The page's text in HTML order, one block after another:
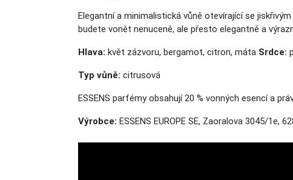
Elegantní a minimalistická vůně otevírající se
budete vonět nenuceně, ale přesto elegantně a
Hlava: květ zázvoru, bergamot, citron, máta Srdce:
Typ vůně: citrusová
ESSENS parfémy obsahují 20 % vonných esencí a
Výrobce: ESSENS EUROPE SE, Zaoralova 3045/1e,